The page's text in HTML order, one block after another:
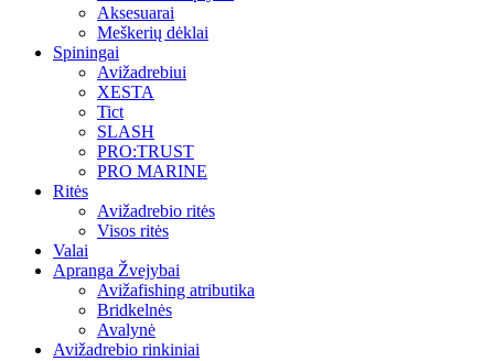
Aksesuarai
Meškerių dėklai
Spiningai
Avižadrebiui
XESTA
Tict
SLASH
PRO:TRUST
PRO MARINE
Ritės
Avižadrebio ritės
Visos ritės
Valai
Apranga Žvejybai
Avižafishing atributika
Bridkelnės
Avalynė
Avižadrebio rinkiniai